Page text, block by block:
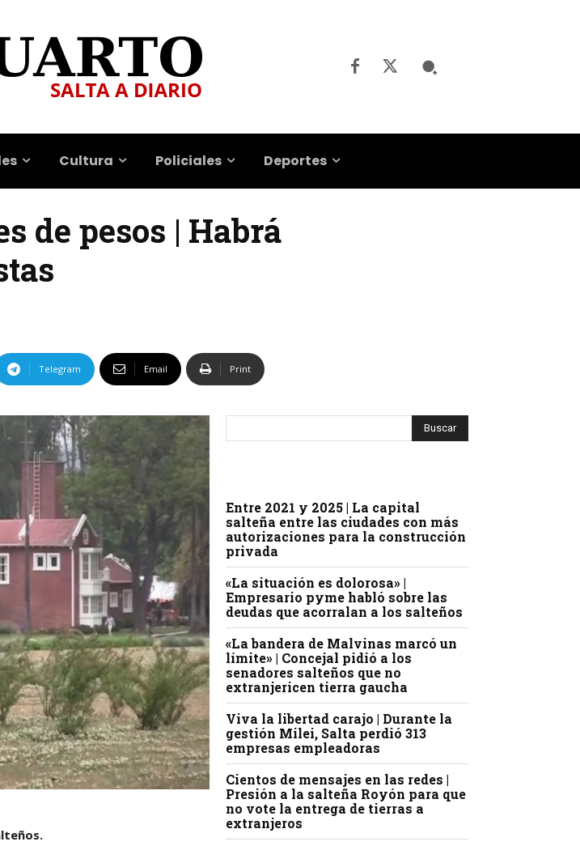
Cultura Policiales Deportes
de pesos | Habrá
Telegram Email Print
Entre 2021 y 2025 | La capital
salteña entre las ciudades con más
autorizaciones para la construcción
privada
«La situación es dolorosa» |
Empresario pyme habló sobre las
deudas que acorralan a los salteños
«La bandera de Malvinas marcó un
límite» | Concejal pidió a los
senadores salteños que no
extranjericen tierra gaucha
Viva la libertad carajo | Durante la
gestión Milei, Salta perdió 313
empresas empleadoras
Cientos de mensajes en las redes |
Presión a la salteña Royón para que
no vote la entrega de tierras a
extranjeros